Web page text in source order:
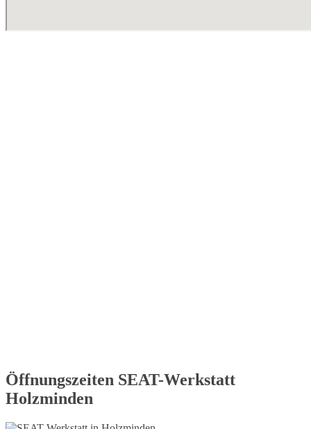
Öffnungszeiten SEAT-Werkstatt
Holzminden